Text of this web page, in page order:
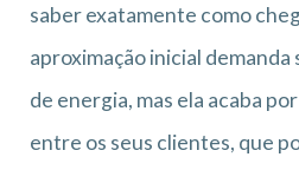
saber exatamente como
aproximação inicial demanda
de energia, mas ela acaba
entre os seus clientes, que